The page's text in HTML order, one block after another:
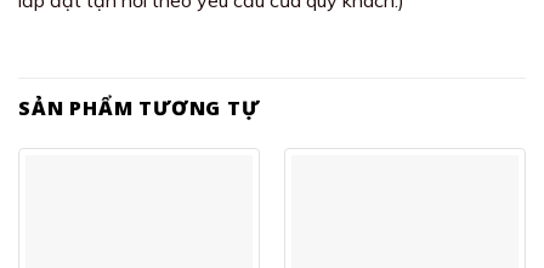
SẢN PHẨM TƯƠNG TỰ